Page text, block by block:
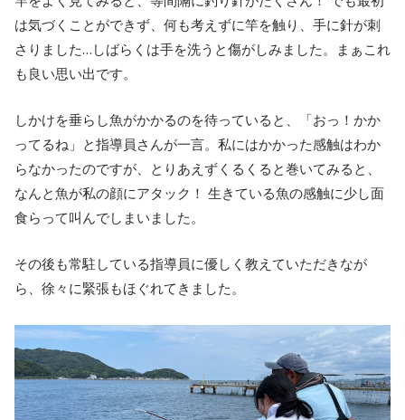
は気づくことができず、何も考えずに竿を触り、手に針が刺
さりました…しばらくは手を洗うと傷がしみました。まぁこれ
も良い思い出です。
しかけを垂らし魚がかかるのを待っていると、「おっ！かか
ってるね」と指導員さんが一言。私にはかかった感触はわか
らなかったのですが、とりあえずくるくると巻いてみると、
なんと魚が私の顔にアタック！ 生きている魚の感触に少し面
食らって叫んでしまいました。
その後も常駐している指導員に優しく教えていただきなが
ら、徐々に緊張もほぐれてきました。